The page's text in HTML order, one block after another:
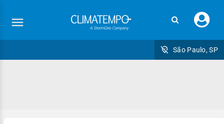
seu
São Paulo, SP